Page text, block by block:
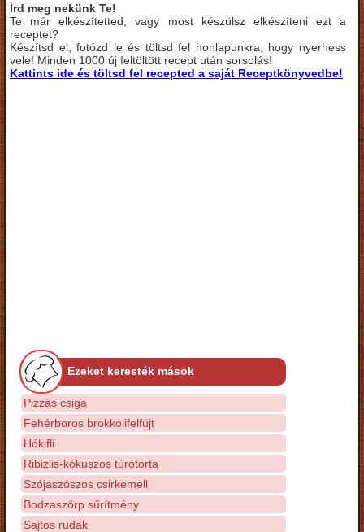
Írd meg nekünk Te!
Te már elkészítetted, vagy most készülsz elkészíteni ezt a
receptet?
Készítsd el, fotózd le és töltsd fel honlapunkra, hogy nyerhess
vele! Minden 1000 új feltöltött recept után sorsolás!
Kattints ide és töltsd fel recepted a saját Receptkönyvedbe!
Ezeket keresték mások
Pizzás csiga
Fehérboros brokkolifelfújt
Hókifli
Ribizlis-kókuszos túrótorta
Szójaszószos csirkemell
Bodzaszörp sűrítmény
Sajtos rudak